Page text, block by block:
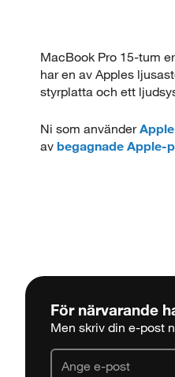
MacBook Pro 15-tum
har en av Apples
styrplatta och ett
Ni som använder
av begagnade Apple-
För närvarande
Men skriv din e-post